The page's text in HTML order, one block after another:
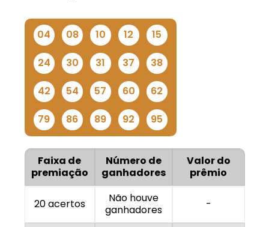
04 08 10 12 15
24 30 31 37 38
42 54 57 60 62
79 86 89 92 95
Faixa de
premiação
Número de
ganhadores
Valor do
prêmio
20 acertos
Não houve
ganhadores
-